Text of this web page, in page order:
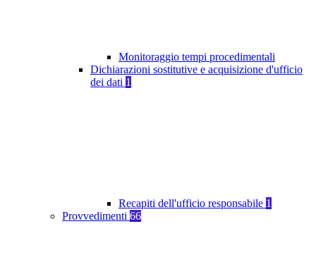
Monitoraggio tempi procedimentali
Dichiarazioni sostitutive e acquisizione d'ufficio
dei dati 1
Recapiti dell'ufficio responsabile 1
Provvedimenti 66